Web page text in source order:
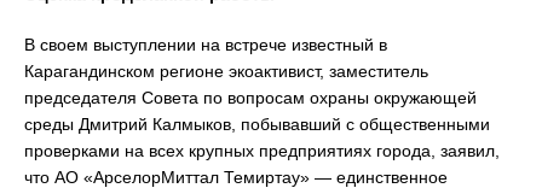
В своем выступлении на встрече известный в
Карагандинском регионе экоактивист, заместитель
председателя Совета по вопросам охраны окружающей
среды Дмитрий Калмыков, побывавший с общественными
проверками на всех крупных предприятиях города, заявил,
что АО «АрселорМиттал Темиртау» — единственное